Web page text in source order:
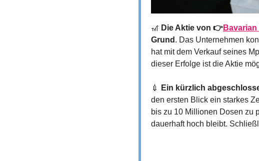
🎢 Die Aktie von 👉
Grund . Das Unternehmen
hat mit dem Verkauf seines
dieser Erfolge ist die Aktie
💉 Ein kürzlich
den ersten Blick ein starkes
bis zu 10 Millionen Dosen zu
dauerhaft hoch bleibt.